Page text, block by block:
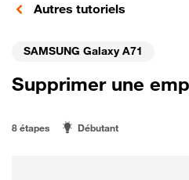
Autres tutoriels
SAMSUNG Galaxy A71
Supprimer une
8 étapes Débutant